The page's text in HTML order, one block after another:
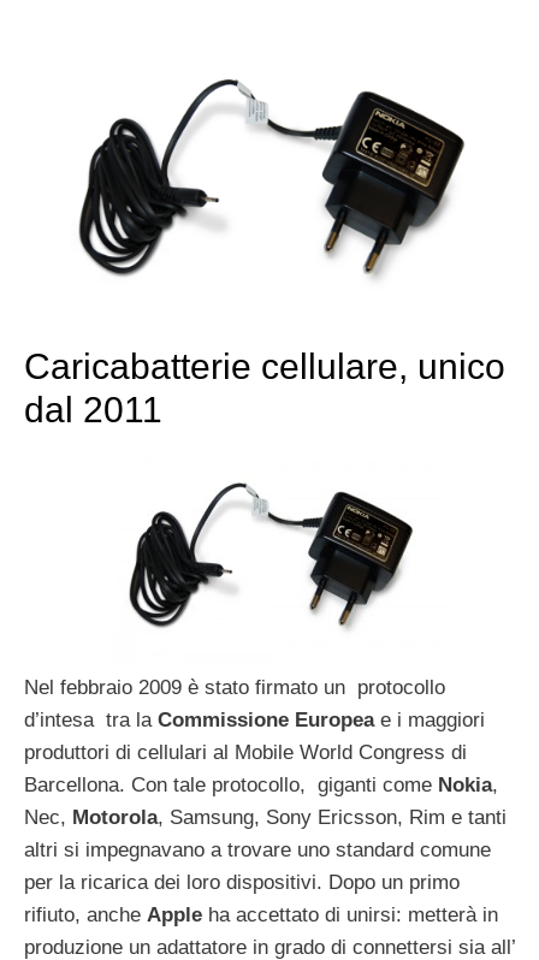
Caricabatterie cellulare, unico
dal 2011
Nel febbraio 2009 è stato firmato un protocollo
d’intesa tra la Commissione Europeae i maggiori
produttori di cellulari al Mobile World Congress di
Barcellona. Con tale protocollo, giganti come Nokia,
Nec, Motorola, Samsung, Sony Ericsson, Rim e tanti
altri si impegnavano a trovare uno standard comune
per la ricarica dei loro dispositivi. Dopo un primo
rifiuto, anche Apple ha accettato di unirsi: metterà in
produzione un adattatore in grado di connettersi sia all’